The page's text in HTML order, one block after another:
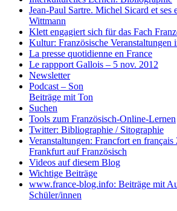
Jean-Paul Sartre. Michel Sicard et ses
Wittmann
Klett engagiert sich für das Fach
Kultur: Französische Veranstaltungen
La presse quotidienne en France
Le rappport Gallois – 5 nov. 2012
Newsletter
Podcast – Son
Beiträge mit Ton
Suchen
Tools zum Französisch-Online-Lernen
Twitter: Bibliographie / Sitographie
Veranstaltungen: Francfort en français
Frankfurt auf Französisch
Videos auf diesem Blog
Wichtige Beiträge
www.france-blog.info: Beiträge mit
Schüler/innen